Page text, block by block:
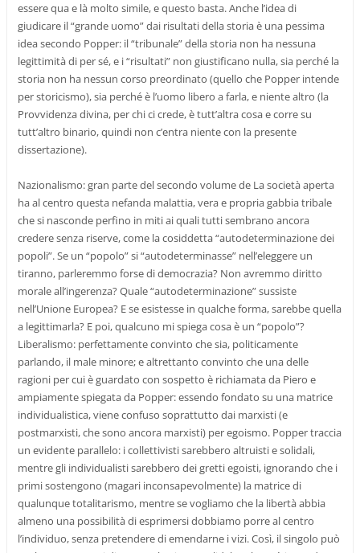
essere qua e là molto simile, e questo basta. Anche l’idea di
giudicare il “grande uomo” dai risultati della storia è una pessima
idea secondo Popper: il “tribunale” della storia non ha nessuna
legittimità di per sé, e i “risultati” non giustificano nulla, sia perché la
storia non ha nessun corso preordinato (quello che Popper intende
per storicismo), sia perché è l’uomo libero a farla, e niente altro (la
Provvidenza divina, per chi ci crede, è tutt’altra cosa e corre su
tutt’altro binario, quindi non c’entra niente con la presente
dissertazione).
Nazionalismo: gran parte del secondo volume de La società aperta
ha al centro questa nefanda malattia, vera e propria gabbia tribale
che si nasconde perfino in miti ai quali tutti sembrano ancora
credere senza riserve, come la cosiddetta “autodeterminazione dei
popoli”. Se un “popolo” si “autodeterminasse” nell’eleggere un
tiranno, parleremmo forse di democrazia? Non avremmo diritto
morale all’ingerenza? Quale “autodeterminazione” sussiste
nell’Unione Europea? E se esistesse in qualche forma, sarebbe quella
a legittimarla? E poi, qualcuno mi spiega cosa è un “popolo”?
Liberalismo: perfettamente convinto che sia, politicamente
parlando, il male minore; e altrettanto convinto che una delle
ragioni per cui è guardato con sospetto è richiamata da Piero e
ampiamente spiegata da Popper: essendo fondato su una matrice
individualistica, viene confuso soprattutto dai marxisti (e
postmarxisti, che sono ancora marxisti) per egoismo. Popper traccia
un evidente parallelo: i collettivisti sarebbero altruisti e solidali,
mentre gli individualisti sarebbero dei gretti egoisti, ignorando che i
primi sostengono (magari inconsapevolmente) la matrice di
qualunque totalitarismo, mentre se vogliamo che la libertà abbia
almeno una possibilità di esprimersi dobbiamo porre al centro
l’individuo, senza pretendere di emendarne i vizi. Così, il singolo può